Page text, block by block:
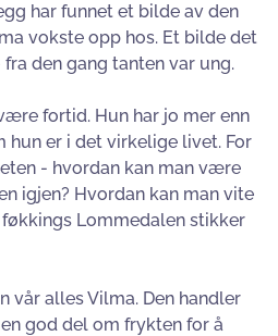
har funnet et bilde av den
vokste opp hos. Et bilde det
den gang tanten var ung.
fortid. Hun har jo mer enn
hun er i det virkelige livet. For
- hvordan kan man være
igjen? Hvordan kan man vite
Lommedalen stikker
vår alles Vilma. Den handler
god del om frykten for å